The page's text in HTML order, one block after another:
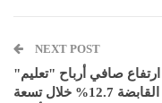
NEXT POST
ارتفاع صافي أرباح "تعليم"
القابضة 12.7% خلال تسعة